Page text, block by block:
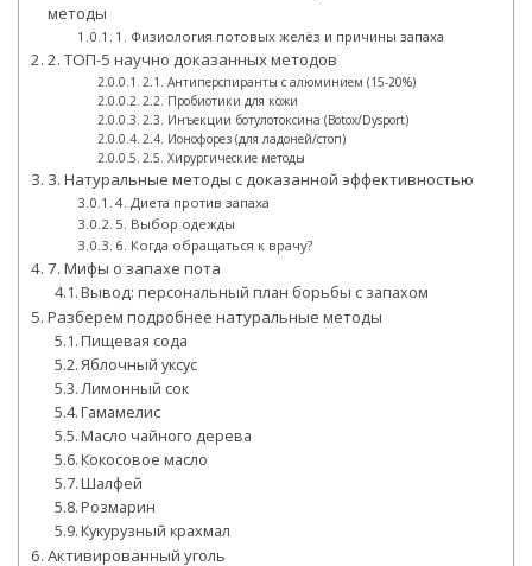
методы
1. Физиология потовых желёз и причины запаха
2. ТОП-5 научно доказанных методов
2.1. Антиперспиранты с алюминием (15-20%)
2.2. Пробиотики для кожи
2.3. Инъекции ботулотоксина (Botox/Dysport)
2.4. Ионофорез (для ладоней/стоп)
2.5. Хирургические методы
3. Натуральные методы с доказанной эффективностью
4. Диета против запаха
5. Выбор одежды
6. Когда обращаться к врачу?
7. Мифы о запахе пота
Вывод: персональный план борьбы с запахом
Разберем подробнее натуральные методы
Пищевая сода
Яблочный уксус
Лимонный сок
Гамамелис
Масло чайного дерева
Кокосовое масло
Шалфей
Розмарин
Кукурузный крахмал
Активированный уголь